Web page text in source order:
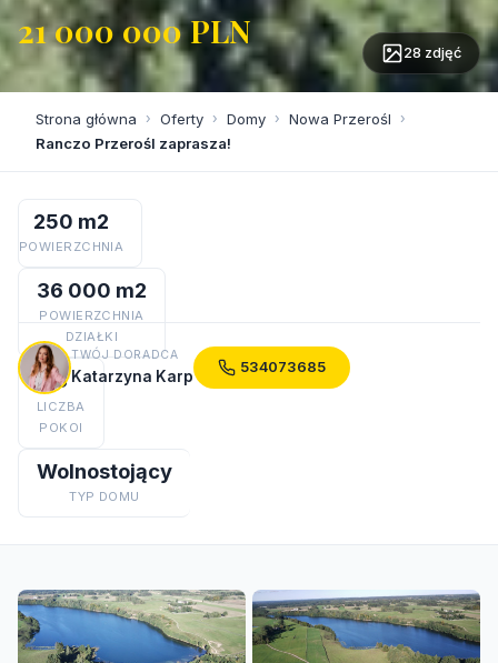
21 000 000 PLN
28 zdjęć
Strona główna › Oferty › Domy › Nowa Przerośl ›
Ranczo Przerośl zaprasza!
250 m2
POWIERZCHNIA
36 000 m2
POWIERZCHNIA
DZIAŁKI
3
LICZBA
POKOI
Wolnostojący
TYP DOMU
TWÓJ DORADCA
Katarzyna Karp 534073685